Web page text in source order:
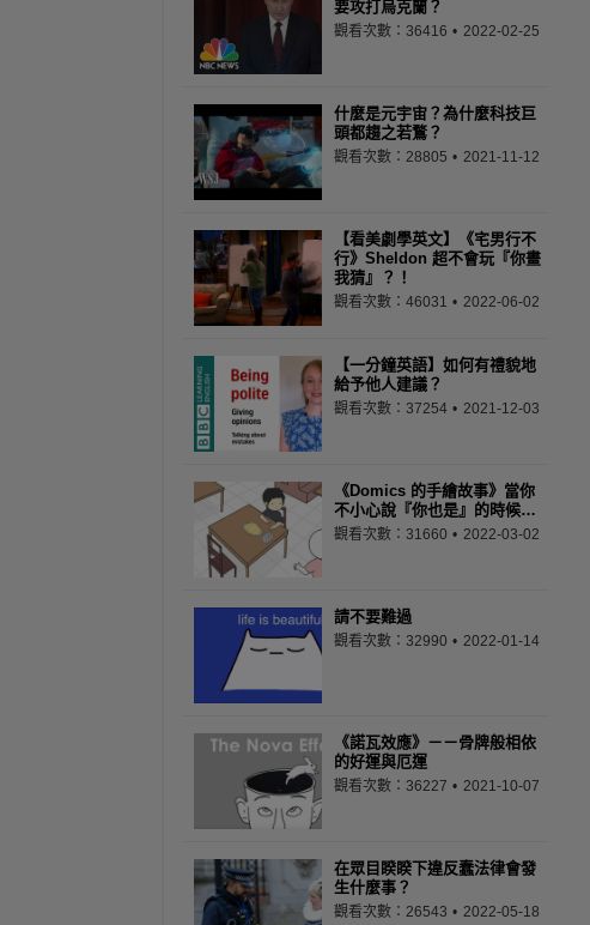
要攻打烏克蘭？
觀看次數：36416 2022-02-25
什麼是元宇宙？為什麼科技巨
頭都趨之若鶩？
觀看次數：28805 2021-11-12
【看美劇學英文】《宅男行不
行》Sheldon 超不會玩『你畫
我猜』？！
觀看次數：46031 2022-06-02
【一分鐘英語】如何有禮貌地
給予他人建議？
觀看次數：37254 2021-12-03
《Domics 的手繪故事》當你
不小心說『你也是』的時候…
觀看次數：31660 2022-03-02
請不要難過
觀看次數：32990 2022-01-14
《諾瓦效應》－－骨牌般相依
的好運與厄運
觀看次數：36227 2021-10-07
在眾目睽睽下違反蠢法律會發
生什麼事？
觀看次數：26543 2022-05-18